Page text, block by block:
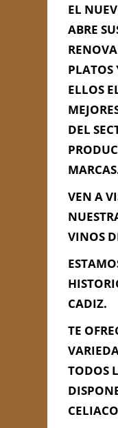
EL
ABRE
PLATOS
ELLOS
DEL
VEN A
VINOS
CADIZ.
TE
TODOS
C/
LA VIÑA
Cádiz
610 24